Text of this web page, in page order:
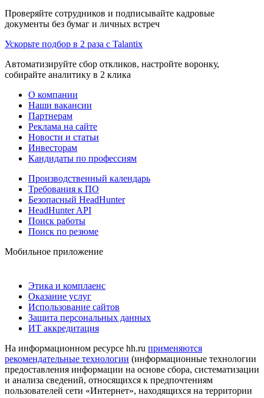
Проверяйте сотрудников и подписывайте кадровые
документы без бумаг и личных встреч
Ускорьте подбор в 2 раза с Talantix
Автоматизируйте сбор откликов, настройте воронку,
собирайте аналитику в 2 клика
О компании
Наши вакансии
Партнерам
Реклама на сайте
Новости и статьи
Инвесторам
Кандидаты по профессиям
Производственный календарь
Требования к ПО
Безопасный HeadHunter
HeadHunter API
Поиск работы
Поиск по резюме
Мобильное приложение
Этика и комплаенс
Оказание услуг
Использование сайтов
Защита персональных данных
ИТ аккредитация
На информационном ресурсе hh.ru применяются
рекомендательные технологии (информационные технологии
предоставления информации на основе сбора, систематизации
и анализа сведений, относящихся к предпочтениям
пользователей сети «Интернет», находящихся на территории